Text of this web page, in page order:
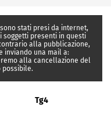
stati presi da internet,
soggetti presenti in questi
alla pubblicazione,
inviando una mail a:
alla cancellazione del
possibile.
Tg4